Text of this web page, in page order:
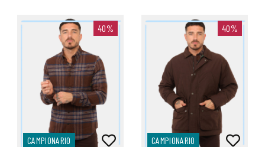
40%
CAMPIONARIO
40%
CAMPIONARIO